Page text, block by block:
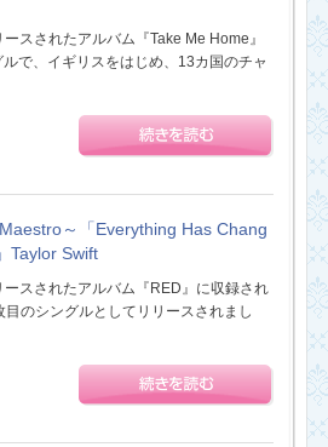
スされたアルバム『Take Me Home』
で、イギリスをはじめ、13カ国のチャ
～「Everything Has Chang
Taylor Swift
ースされたアルバム『RED』に収録され
のシングルとしてリリースされまし